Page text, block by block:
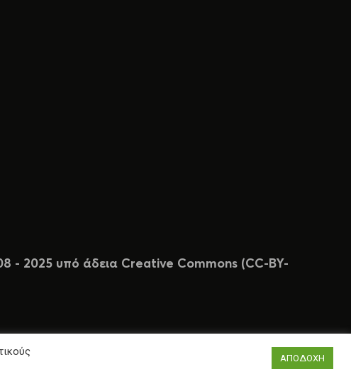
- 2025 υπό άδεια Creative Commons (CC-BY-
ΑΠΟΔΟΧΗ